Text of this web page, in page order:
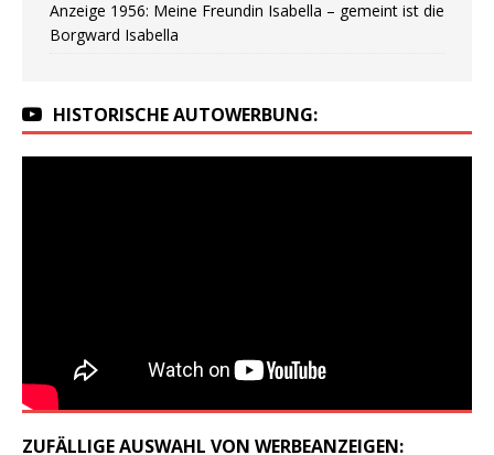
Anzeige 1956: Meine Freundin Isabella – gemeint ist die
Borgward Isabella
HISTORISCHE AUTOWERBUNG:
ZUFÄLLIGE AUSWAHL VON WERBEANZEIGEN: